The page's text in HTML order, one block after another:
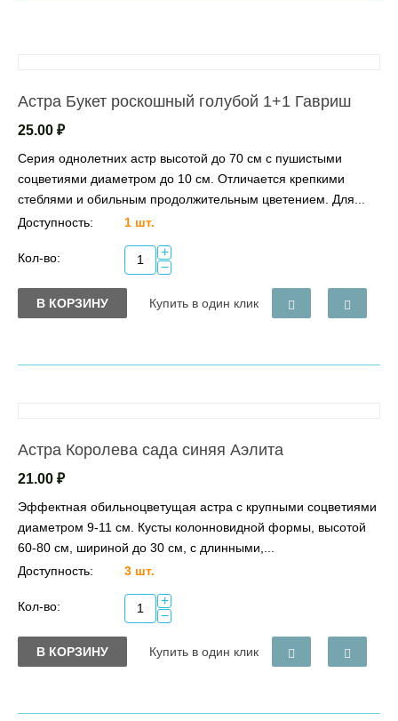
Астра Букет роскошный голубой 1+1 Гавриш
25.00 ₽
Серия однолетних астр высотой до 70 см с пушистыми
соцветиями диаметром до 10 см. Отличается крепкими
стеблями и обильным продолжительным цветением. Для...
Доступность:
1 шт.
Кол-во:
+
−
В КОРЗИНУ Купить в один клик
Астра Королева сада синяя Аэлита
21.00 ₽
Эффектная обильноцветущая астра с крупными соцветиями
диаметром 9-11 см. Кусты колонновидной формы, высотой
60-80 см, шириной до 30 см, с длинными,...
Доступность:
3 шт.
Кол-во:
+
−
В КОРЗИНУ Купить в один клик